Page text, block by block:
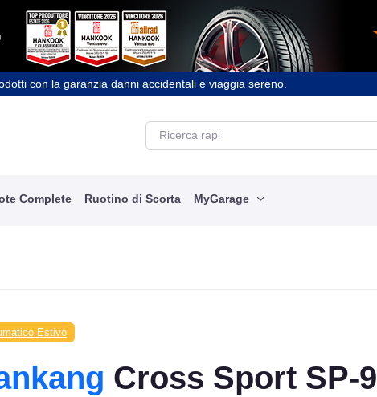
con la garanzia danni accidentali e viaggia sereno.
Complete Ruotino di Scorta MyGarage
Estivo
Cross Sport SP-9